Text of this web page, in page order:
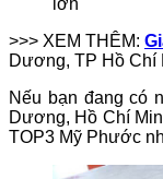
lớn
>>> XEM THÊM:
Dương, TP Hồ Chí
Nếu bạn đang có
Dương, Hồ Chí
TOP3 Mỹ Phước